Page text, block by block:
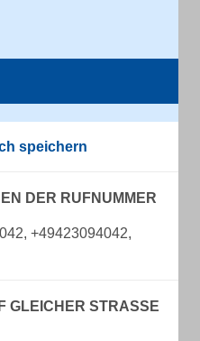
speichern
DER RUFNUMMER
+49423094042,
STRASSE